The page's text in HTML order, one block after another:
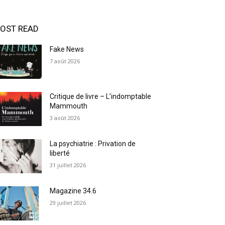
READ
Fake News
7 août 2026
Critique de livre – L’indomptable
Mammouth
3 août 2026
La psychiatrie : Privation de
liberté
31 juillet 2026
Magazine 34.6
29 juillet 2026